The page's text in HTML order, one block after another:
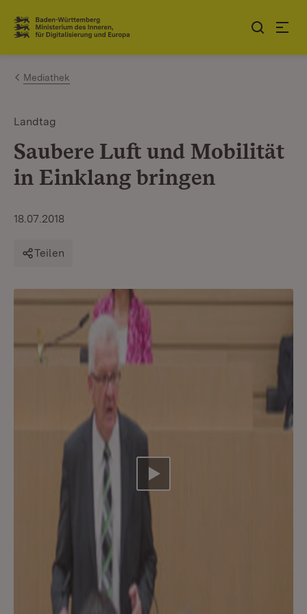
Zum Inhalt springen
Link zur Startseite
Mediathek
Landtag
Saubere Luft und Mobilität
in Einklang bringen
18.07.2018
Teilen
Video abspielen